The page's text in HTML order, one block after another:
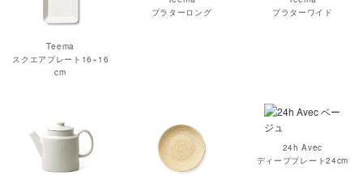
Teema
スクエアプレート16×16
cm
プラターロング
プラターワイド
24h Avec
ディーププレート24cm